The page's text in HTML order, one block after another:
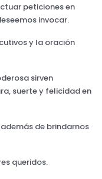
peticiones en
invocar.
y la oración
sirven
suerte y felicidad en
de brindarnos
queridos.